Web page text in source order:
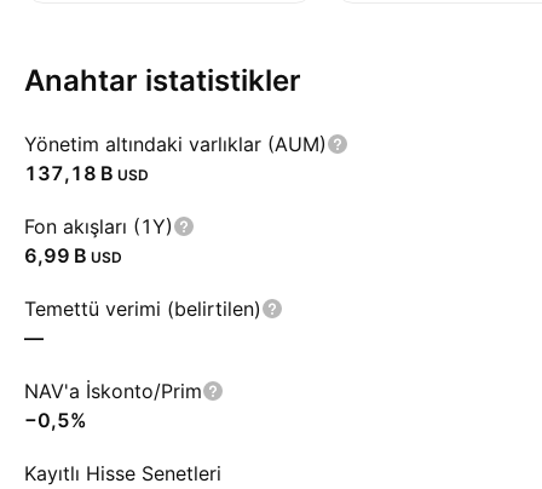
Anahtar istatistikler
Yönetim altındaki varlıklar (AUM)
‪137,18 B‬ USD
Fon akışları (1Y)
‪6,99 B‬ USD
Temettü verimi (belirtilen)
—
NAV'a İskonto/Prim
−0,5%
Kayıtlı Hisse Senetleri